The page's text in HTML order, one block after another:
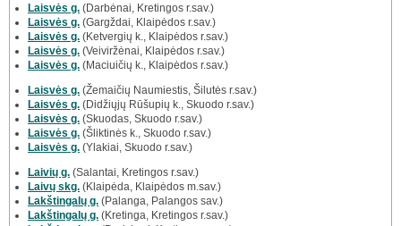
Laisvės g. (Darbėnai, Kretingos r.sav.)
Laisvės g. (Gargždai, Klaipėdos r.sav.)
Laisvės g. (Ketvergių k., Klaipėdos r.sav.)
Laisvės g. (Veiviržėnai, Klaipėdos r.sav.)
Laisvės g. (Maciuičių k., Klaipėdos r.sav.)
Laisvės g. (Žemaičių Naumiestis, Šilutės r.sav.)
Laisvės g. (Didžiųjų Rūšupių k., Skuodo r.sav.)
Laisvės g. (Skuodas, Skuodo r.sav.)
Laisvės g. (Šliktinės k., Skuodo r.sav.)
Laisvės g. (Ylakiai, Skuodo r.sav.)
Laivių g. (Salantai, Kretingos r.sav.)
Laivų skg. (Klaipėda, Klaipėdos m.sav.)
Lakštingalų g. (Palanga, Palangos sav.)
Lakštingalų g. (Kretinga, Kretingos r.sav.)